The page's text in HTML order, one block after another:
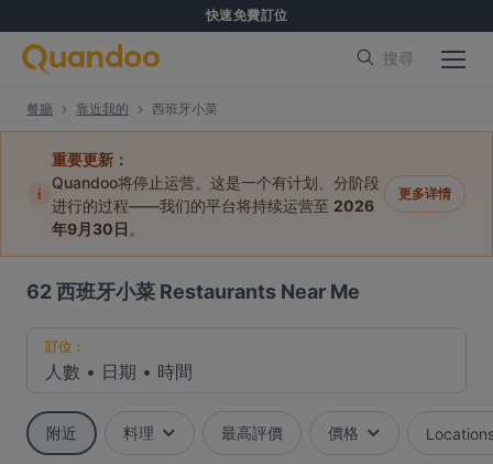
快速免費訂位
搜尋
餐廳 靠近我的 西班牙小菜
i
重要更新：
Quandoo将停止运营。这是一个有计划、分阶段
进行的过程——我们的平台将持续运营至 2026
年9月30日 。
更多详情
62西班牙小菜 Restaurants Near Me
訂位：
人數 • 日期 • 時間
附近 料理 最高評價 價格